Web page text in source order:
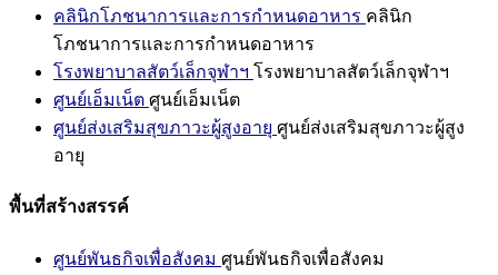
คลินิกโภชนาการและการกำหนดอาหาร คลินิก
โภชนาการและการกำหนดอาหาร
โรงพยาบาลสัตว์เล็กจุฬาฯ โรงพยาบาลสัตว์เล็กจุฬาฯ
ศูนย์เอ็มเน็ต ศูนย์เอ็มเน็ต
ศูนย์ส่งเสริมสุขภาวะผู้สูงอายุ ศูนย์ส่งเสริมสุขภาวะผู้สูง
อายุ
พื้นที่สร้างสรรค์
ศูนย์พันธกิจเพื่อสังคม ศูนย์พันธกิจเพื่อสังคม